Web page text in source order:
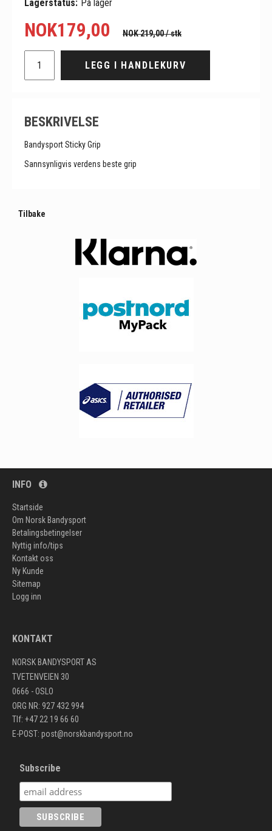
Lagerstatus: På lager
NOK179,00 NOK 219,00/ stk
LEGG I HANDLEKURV
BESKRIVELSE
Bandysport Sticky Grip
Sannsynligvis verdens beste grip
Tilbake
INFO
Startside
Om Norsk Bandysport
Betalingsbetingelser
Nyttig info/tips
Kontakt oss
Ny Kunde
Sitemap
Logg inn
KONTAKT
NORSK BANDYSPORT AS
TVETENVEIEN 30
0666 - OSLO
ORG NR: 927 432 994
Tlf: +47 22 19 66 60
E-POST: post@norskbandysport.no
Subscribe